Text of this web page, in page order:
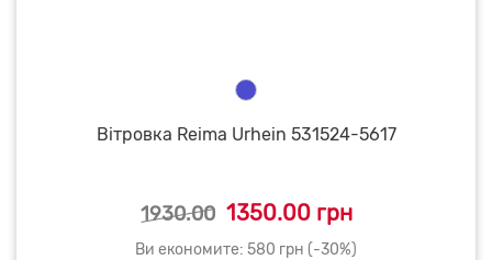
Вітровка Reima Urhein 531524-5617
1930.00 1350.00 грн
Ви економите: 580 грн (-30%)